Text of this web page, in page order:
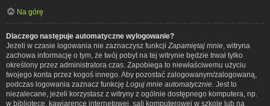
Na górę
Dlaczego następuje automatyczne wylogowanie?
Jeżeli w czasie logowania nie zaznaczysz funkcji Zapamiętaj mnie , witryna
zachowa informację o tym, że twój pobyt na tej witrynie będzie trwał tylko
określony przez administratora czas. Zapobiega to niewłaściwemu użyciu
twojego konta przez kogoś innego. Aby pozostać zalogowanym/zalogowaną,
podczas logowania zaznacz funkcję Loguj mnie automatycznie . Jest to
niezalecane, jeżeli korzystasz z witryny z ogólnie dostępnego komputera, np.
w bibliotece, kawiarence internetowej, sali komputerowej w szkole lub na